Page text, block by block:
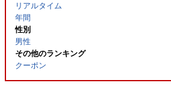
リアルタイム
年間
性別
男性
その他のランキング
クーポン